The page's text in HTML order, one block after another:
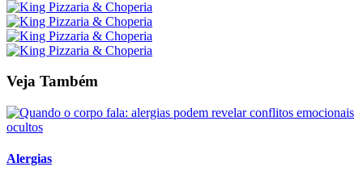
Veja Também
Alergias